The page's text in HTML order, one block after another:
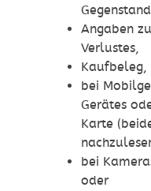
Angaben
Verlustes,
bei
Gerätes
Karte
bei
oder